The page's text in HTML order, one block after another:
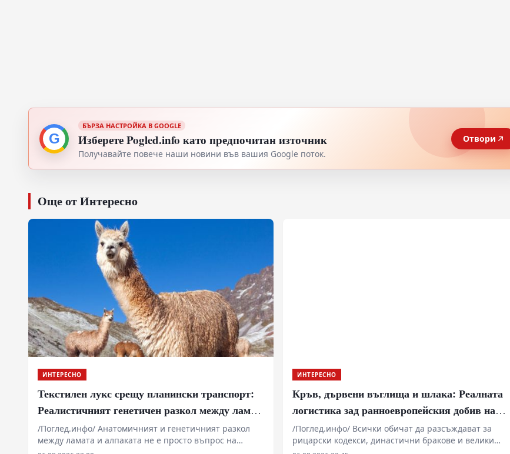
G
БЪРЗА НАСТРОЙКА В GOOGLE
Изберете Pogled.info като предпочитан източник
Получавайте повече наши новини във вашия Google поток.
Отвори
Още от Интересно
ИНТЕРЕСНО
Текстилен лукс срещу планински транспорт:
Реалистичният генетичен разкол между лама
и алпака
/Поглед.инфо/ Анатомичният и генетичният разкол
между ламата и алпаката не е просто въпрос на
форма на ушите или качество на влакното, а
ИНТЕРЕСНО
Кръв, дървени въглища и шлака: Реалната
логистика зад ранноевропейския добив на
руда
/Поглед.инфо/ Всички обичат да разсъждават за
рицарски кодекси, династични бракове и велики
географски открития, но икономическата реалност на